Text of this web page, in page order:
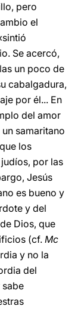
pero
el
Se acercó,
un poco de
cabalgadura,
por él... En
del amor
samaritano
los
por las
Jesús
es bueno y
y del
Dios, que
(cf. Mc
y no la
del